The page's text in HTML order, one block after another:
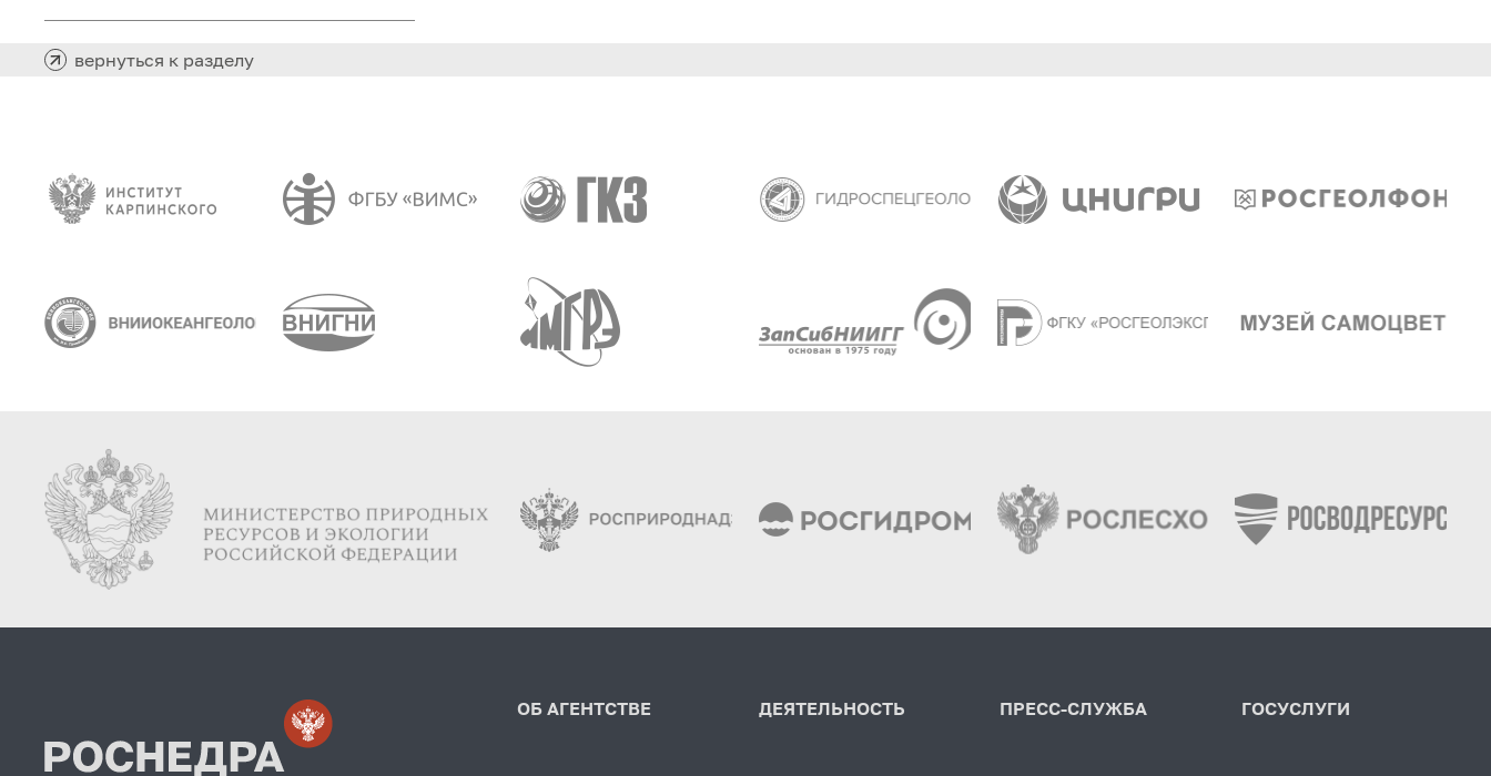
расположенного на территории
вернуться к разделу
ОБ АГЕНТСТВЕ ДЕЯТЕЛЬНОСТЬ ПРЕСС-СЛУЖБА ГОСУСЛУГИ